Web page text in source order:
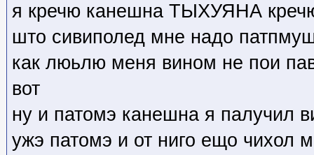
я кречю канешна ТЫХУЯНА
што сивиполед мне надо
как люьлю меня вином не пои
вот
ну и патомэ канешна я палучил
ужэ патомэ и от ниго ещо чихол